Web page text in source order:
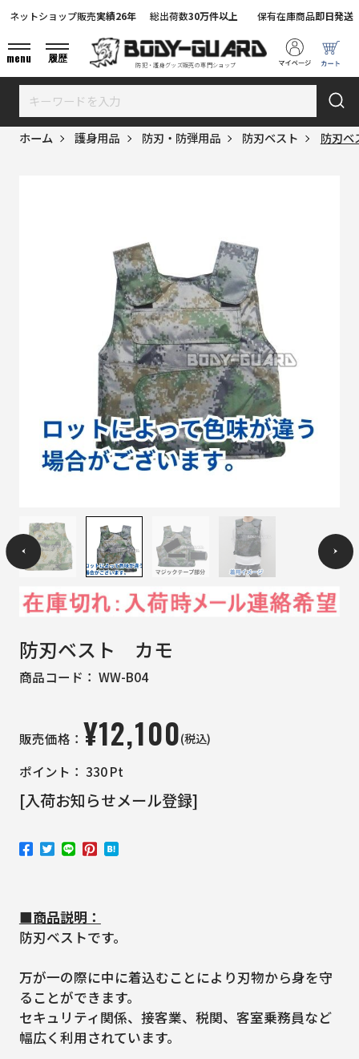
防犯・護身グッズ販売の専門ショップ
ネットショップ販売実績26年 総出荷数30万件以上 保有在庫商品即日発送
menu 履歴
ホーム 護身用品 防刃・防弾用品 防刃ベスト 防刃
防刃ベスト カモ
商品コード： WW-B04
販売価格： ¥12,100(税込)
ポイント： 330Pt
[入荷お知らせメール登録]
■商品説明：
防刃ベストです。
万が一の際に中に着込むことにより刃物から身を守
ることができます。
セキュリティ関係、接客業、税関、客室乗務員など
幅広く利用されています。